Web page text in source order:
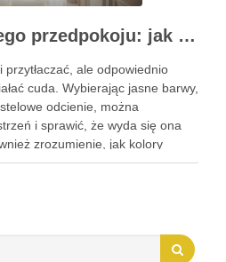
Kolory do ciemnego przedpokoju: jak wybrać barwy i oświetlenie, by optycznie rozjaśnić i powiększyć przestrzeń
ale odpowiednio
cuda. Wybierając jasne barwy,
odcienie, można
i sprawić, że wyda się ona
zrozumienie, jak kolory
co pozwoli na